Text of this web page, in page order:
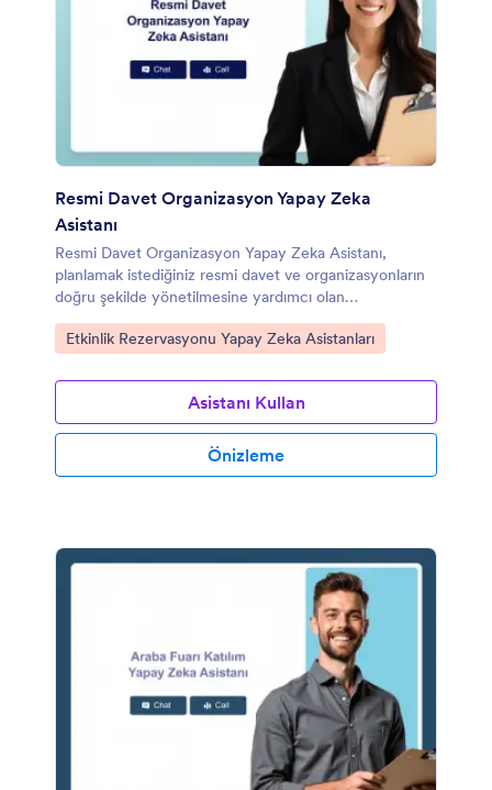
Resmi Davet Organizasyon Yapay Zeka
Asistanı
Resmi Davet Organizasyon Yapay Zeka Asistanı,
planlamak istediğiniz resmi davet ve organizasyonların
doğru şekilde yönetilmesine yardımcı olan
yardımcılardır.
Kategoriye git:
Etkinlik Rezervasyonu Yapay Zeka Asistanları
Asistanı Kullan
Önizleme